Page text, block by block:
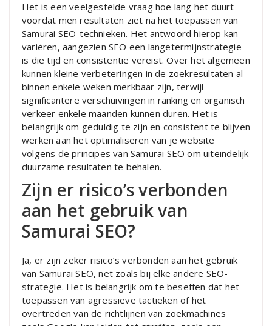
Het is een veelgestelde vraag hoe lang het duurt
voordat men resultaten ziet na het toepassen van
Samurai SEO-technieken. Het antwoord hierop kan
variëren, aangezien SEO een langetermijnstrategie
is die tijd en consistentie vereist. Over het algemeen
kunnen kleine verbeteringen in de zoekresultaten al
binnen enkele weken merkbaar zijn, terwijl
significantere verschuivingen in ranking en organisch
verkeer enkele maanden kunnen duren. Het is
belangrijk om geduldig te zijn en consistent te blijven
werken aan het optimaliseren van je website
volgens de principes van Samurai SEO om uiteindelijk
duurzame resultaten te behalen.
Zijn er risico’s verbonden
aan het gebruik van
Samurai SEO?
Ja, er zijn zeker risico’s verbonden aan het gebruik
van Samurai SEO, net zoals bij elke andere SEO-
strategie. Het is belangrijk om te beseffen dat het
toepassen van agressieve tactieken of het
overtreden van de richtlijnen van zoekmachines